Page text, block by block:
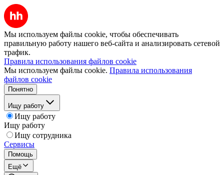
Мы используем файлы cookie, чтобы обеспечивать
правильную работу нашего веб-сайта и анализировать сетевой
трафик.
Правила использования файлов cookie
Мы используем файлы cookie. Правила использования
файлов cookie
Понятно
Ищу работу
Ищу работу
Ищу работу
Ищу сотрудника
Сервисы
Помощь
Ещё